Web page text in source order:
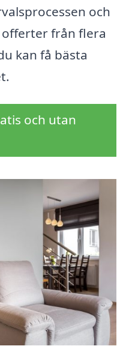
och
från flera
kan få bästa
och utan